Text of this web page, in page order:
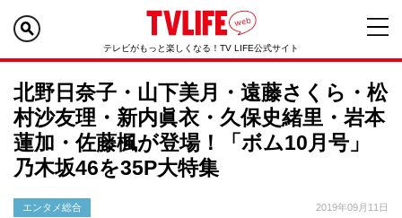
テレビがもっと楽しくなる！TV LIFE公式サイト
北野日奈子・山下美月・遠藤さくら・松
村沙友理・新内眞衣・久保史緒里・岩本
蓮加・佐藤楓が登場！「ボム10月号」
乃木坂46を35P大特集
エンタメ総合 2019年09月11日